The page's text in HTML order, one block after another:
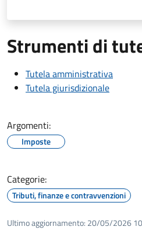
Strumenti di
Tutela amministrativa
Tutela giurisdizionale
Argomenti:
Imposte
Categorie:
Tributi, finanze e contravvenzioni
Ultimo aggiornamento: 20/05/2026